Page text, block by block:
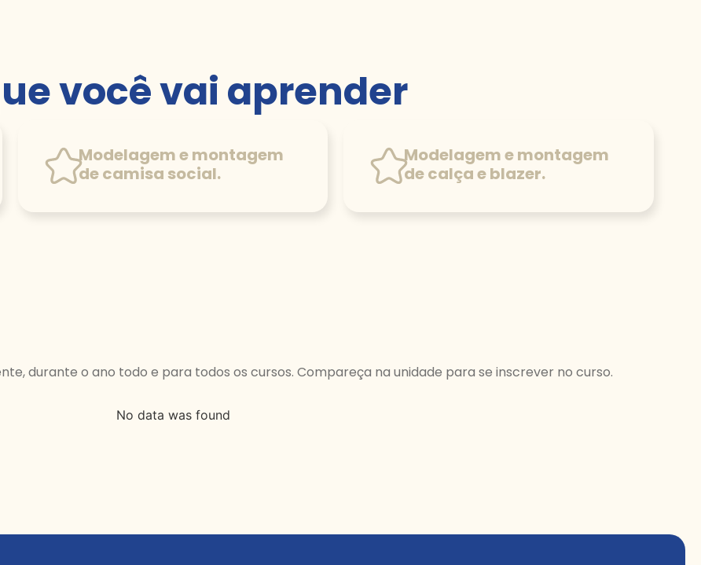
você vai aprender
Modelagem e montagem
de camisa social.
Modelagem e montagem
de calça e blazer.
durante o ano todo e para todos os cursos. Compareça na unidade para se inscrever no curso.
No data was found